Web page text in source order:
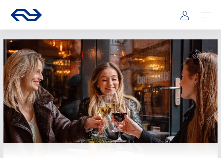
Hoofdnavigatie
Ga naar de homepage van ns.nl Mijn NS
Openen